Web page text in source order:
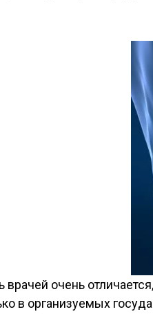
врачей очень
в организуемых